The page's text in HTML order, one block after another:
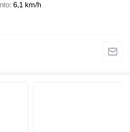
6,1 km/h